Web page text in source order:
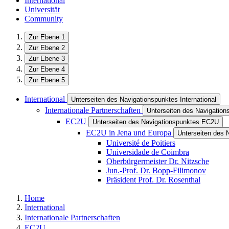
Universität
Community
Zur Ebene 1
Zur Ebene 2
Zur Ebene 3
Zur Ebene 4
Zur Ebene 5
International Unterseiten des Navigationspunktes International
Internationale Partnerschaften Unterseiten des
EC2U Unterseiten des Navigationspunktes EC2U
EC2U in Jena und Europa Unterseiten des
Université de Poitiers
Universidade de Coimbra
Oberbürgermeister Dr. Nitzsche
Jun.-Prof. Dr. Bopp-Filimonov
Präsident Prof. Dr. Rosenthal
Home
International
Internationale Partnerschaften